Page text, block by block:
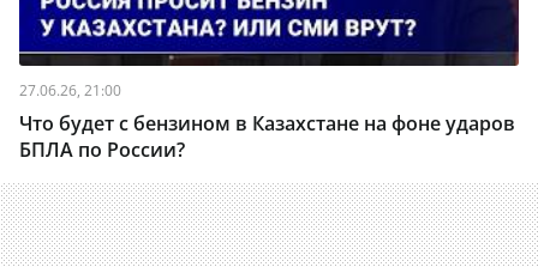
27.06.26, 21:00
Что будет с бензином в Казахстане на фоне ударов
БПЛА по России?